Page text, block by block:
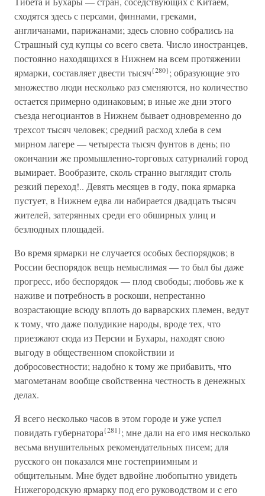
сходятся здесь с персами, финнами, греками,
англичанами, парижанами; здесь словно собрались на
Страшный суд купцы со всего света. Число иностранцев,
постоянно находящихся в Нижнем на всем протяжении
ярмарки, составляет двести тысяч{280}; образующие это
множество люди несколько раз сменяются, но количество
остается примерно одинаковым; в иные же дни этого
съезда негоциантов в Нижнем бывает одновременно до
трехсот тысяч человек; средний расход хлеба в сем
мирном лагере — четыреста тысяч фунтов в день; по
окончании же промышленно-торговых сатурналий город
вымирает. Вообразите, сколь странно выглядит столь
резкий переход!.. Девять месяцев в году, пока ярмарка
пустует, в Нижнем едва ли набирается двадцать тысяч
жителей, затерянных среди его обширных улиц и
безлюдных площадей.
Во время ярмарки не случается особых беспорядков; в
России беспорядок вещь немыслимая — то был бы даже
прогресс, ибо беспорядок — плод свободы; любовь же к
наживе и потребность в роскоши, непрестанно
возрастающие всюду вплоть до варварских племен, ведут
к тому, что даже полудикие народы, вроде тех, что
приезжают сюда из Персии и Бухары, находят свою
выгоду в общественном спокойствии и
добросовестности; надобно к тому же прибавить, что
магометанам вообще свойственна честность в денежных
делах.
Я всего несколько часов в этом городе и уже успел
повидать губернатора{281}; мне дали на его имя несколько
весьма внушительных рекомендательных писем; для
русского он показался мне гостеприимным и
общительным. Мне будет вдвойне любопытно увидеть
Нижегородскую ярмарку под его руководством и с его